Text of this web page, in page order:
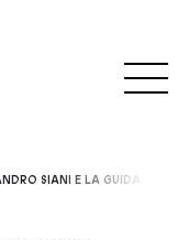
SIANI E LA GUIDA DI